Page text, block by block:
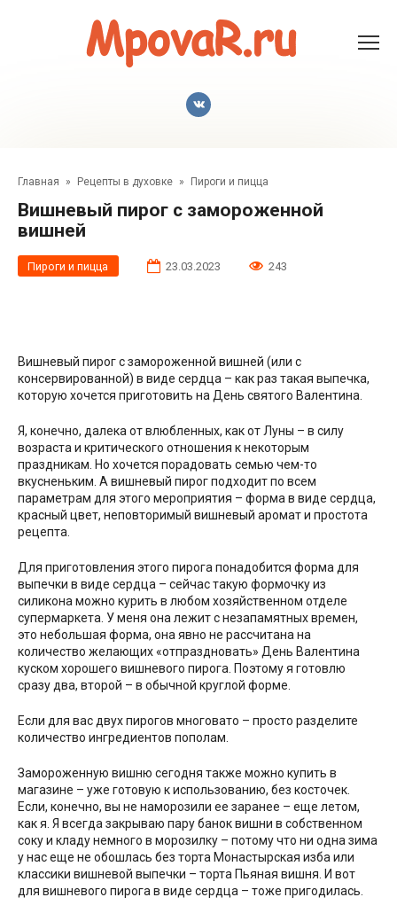
Главная » Рецепты в духовке » Пироги и пицца
Вишневый пирог с замороженной
вишней
Пироги и пицца 23.03.2023 243
Вишневый пирог с замороженной вишней (или с
консервированной) в виде сердца – как раз такая выпечка,
которую хочется приготовить на День святого Валентина.
Я, конечно, далека от влюбленных, как от Луны – в силу
возраста и критического отношения к некоторым
праздникам. Но хочется порадовать семью чем-то
вкусненьким. А вишневый пирог подходит по всем
параметрам для этого мероприятия – форма в виде сердца,
красный цвет, неповторимый вишневый аромат и простота
рецепта.
Для приготовления этого пирога понадобится форма для
выпечки в виде сердца – сейчас такую формочку из
силикона можно курить в любом хозяйственном отделе
супермаркета. У меня она лежит с незапамятных времен,
это небольшая форма, она явно не рассчитана на
количество желающих «отпраздновать» День Валентина
куском хорошего вишневого пирога. Поэтому я готовлю
сразу два, второй – в обычной круглой форме.
Если для вас двух пирогов многовато – просто разделите
количество ингредиентов пополам.
Замороженную вишню сегодня также можно купить в
магазине – уже готовую к использованию, без косточек.
Если, конечно, вы не наморозили ее заранее – еще летом,
как я. Я всегда закрываю пару банок вишни в собственном
соку и кладу немного в морозилку – потому что ни одна зима
у нас еще не обошлась без торта Монастырская изба или
классики вишневой выпечки – торта Пьяная вишня. И вот
для вишневого пирога в виде сердца – тоже пригодилась.